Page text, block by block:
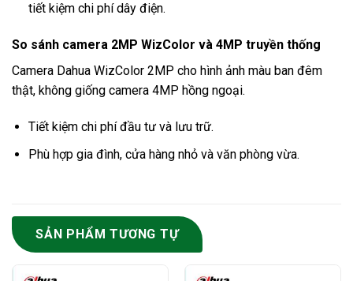
tiết kiệm chi phí dây điện.
So sánh camera 2MP WizColor và 4MP truyền thống
Camera Dahua WizColor 2MP cho hình ảnh màu ban đêm
thật, không giống camera 4MP hồng ngoại.
Tiết kiệm chi phí đầu tư và lưu trữ.
Phù hợp gia đình, cửa hàng nhỏ và văn phòng vừa.
SẢN PHẨM TƯƠNG TỰ